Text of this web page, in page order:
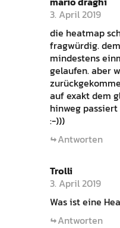
3. April 2019
die heatmap
fragwürdig.
mindestens
gelaufen. aber
auf exakt dem
hinweg
:-)))
Antworten
Trolli
3. April 2019
Was ist eine
Antworten